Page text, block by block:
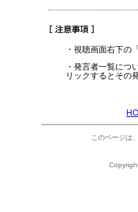
・視聴画面右下の
・発言者一覧につ
リックするとその
このページは